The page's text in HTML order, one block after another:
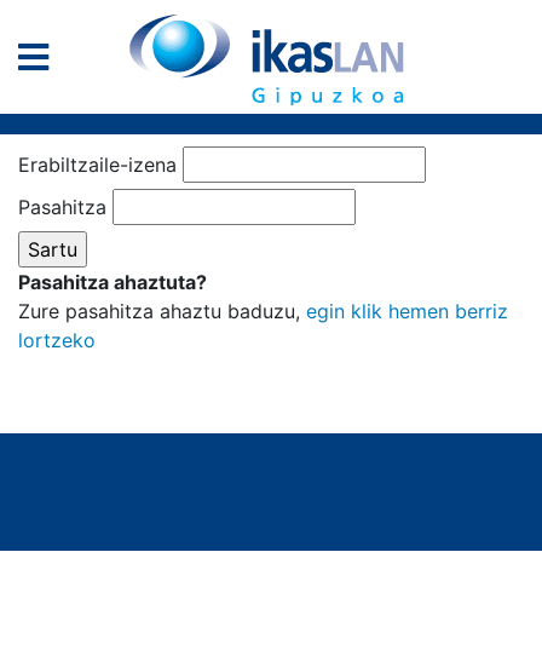
Erabiltzaile-izena
Pasahitza
Pasahitza ahaztuta?
Zure pasahitza ahaztu baduzu, egin klik hemen berriz
lortzeko